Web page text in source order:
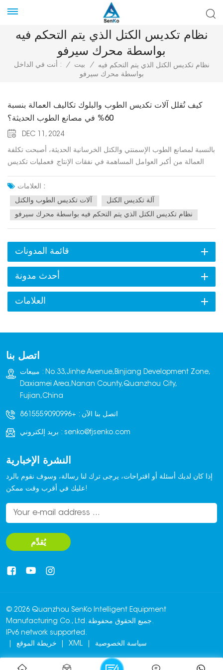
نظام تكديس الكتل الذي يتم التحكم فيه
بواسطة محرك سيرفو
أنت في الداخل : / بيت /
نظام تكديس الكتل الذي يتم التحكم فيه
بواسطة محرك سيرفو
كيف تُقلل آلات تكديس الطوب والبلوك تكاليف العمالة بنسبة
60% في مصانع الطوب الحديثة؟
DEC 11, 2024
بالنسبة لمصانع الطوب الإسمنتي والكتل الخرسانية الحديثة، أصبحت تكلفة
العمالة من أكبر العوامل المساهمة في نفقات الإنتاج. فعمليات تكديس
بل تؤدي أيضاً إلى عدم اتساق الكفاءة، وارتفاع مخاطر السلامة، وعدم
استقرار الطاقة الإنتاجية.لهذا السبب آلات تكديس الطوب والكتل—خاصة
الأنظمة المؤتمتة بالكامل المستخدمة في خطوط إنتاج الطوب/البلوك—
يتم اعتمادها الآن على نطاق واسع كترقية أساسية للأتمتة. A آلة تكديس
استلام القطع من خط الإنتاج2. فرز وترتيب الكتل3. رصّها بدقة على
منصات التحميل4. تجهيزها للتجفيف أو التعبئة روبوت أو نظام تكديس
الكتل الذي يتم التحكم فيه بواسطة محرك مؤازر يحافظ على إيقاع
تكديس ثابت، مما يضمن:أوقات دورة مستقرة، تبديل أسرع للمنصات، لا
يوجد تباطؤ مرتبط بالتعب،تشغيل مستمر على مدار الساعة طوال أيام
الأسبوع.تشير معظم المصانع إلى تحسن بنسبة 30-45% في الإنتاجية
خسائر المنتج، تصبح آلة التكديس واحدة من أسرع الاستثمارات عائدًا في
العلامات :
آلات تكديس الطوب والكتل
آلة تكديس الكتل
نظام تكديس الكتل الذي يتم التحكم فيه بواسطة محرك سيرفو
قائمة المدونات
أحدث مدونة
العلامات
اتصل بنا
مبيعات : No.33,Jinhe Avenue,Binjiang Development Zone,
Daxiamei Area,Nanan County,Quanzhou City,
Fujian,China
اتصل بنا الآن : +8615559090996
بريد إلكتروني : senko@fjsenko.com
النشرة الإخبارية
إذا كان لديك أسئلة أو اقتراحات، يرجى ترك لنا رسالة، وسوف نقوم بالرد
عليك في أقرب وقت ممكن!
يُقدِّم
© 2026 Quanzhou SenKo Intelligent Equipment
Manufacturing Co., Ltd. جميع الحقوق محفوظة.
IPv6 network supported.
خريطة الموقع XML سياسة الخصوصية